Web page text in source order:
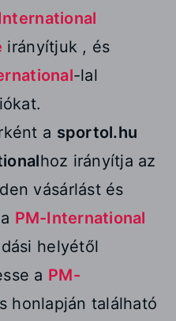
irányítjuk , és
-lal
a sportol.hu
hoz irányítja az
vásárlást és
PM-International
helyétől
a PM-
honlapján található